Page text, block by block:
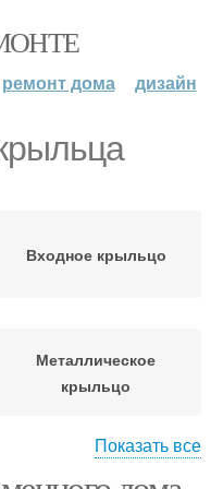
ремонт дома дизайн
Входное крыльцо
Металлическое
крыльцо
Показать все